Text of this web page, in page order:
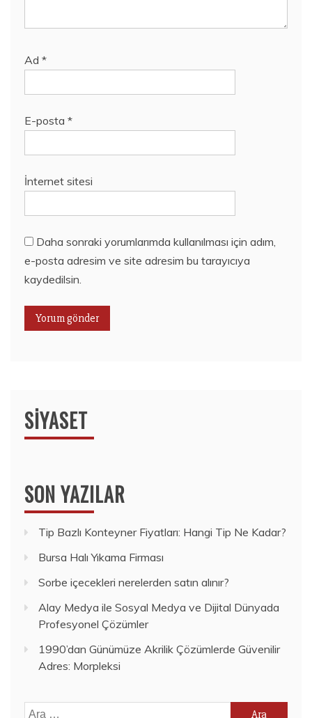
Ad *
E-posta *
İnternet sitesi
Daha sonraki yorumlarımda kullanılması için adım,
e-posta adresim ve site adresim bu tarayıcıya
kaydedilsin.
SIYASET
SON YAZILAR
Tip Bazlı Konteyner Fiyatları: Hangi Tip Ne Kadar?
Bursa Halı Yıkama Firması
Sorbe içecekleri nerelerden satın alınır?
Alay Medya ile Sosyal Medya ve Dijital Dünyada
Profesyonel Çözümler
1990’dan Günümüze Akrilik Çözümlerde Güvenilir
Adres: Morpleksi
Arama: